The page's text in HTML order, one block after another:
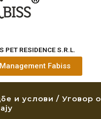
PET RESIDENCE S.R.L.
Fabiss
и услови / Уговор о